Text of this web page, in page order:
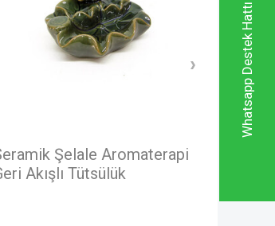
Whatsapp Destek Hattı
Buhurdanlık Seramik Ananas
Model